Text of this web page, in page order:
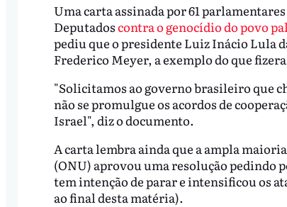
Uma carta assinada por 61
Deputadoscontra o genocídio do povo
pediu que o presidente Luiz Inácio Lula
Frederico Meyer, a exemplo do que
"Solicitamos ao governo brasileiro que
não se promulgue os acordos de
Israel", diz o documento.
A carta lembra ainda que a ampla
(ONU) aprovou uma resolução pedindo
tem intenção de parar e intensificou os
ao final desta matéria).